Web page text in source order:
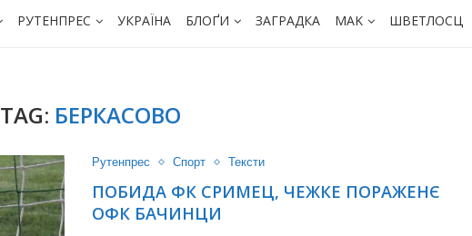
РУТЕНПРЕС УКРАЇНА БЛОҐИ ЗАГРАДКА МАK ШВЕТЛОСЦ
TAG: БЕРКАСОВО
Рутенпрес Спорт Тексти
ПОБИДА ФК СРИМЕЦ, ЧЕЖКЕ ПОРАЖЕНЄ
ОФК БАЧИНЦИ